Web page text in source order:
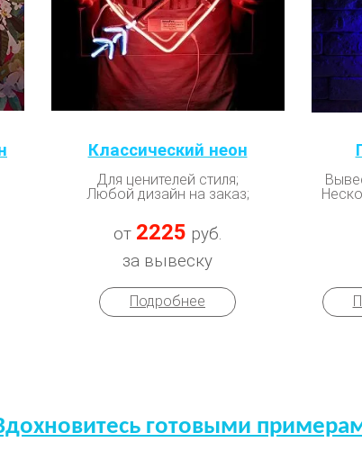
Классический неон
Для ценителей стиля;
Любой дизайн на заказ;
от 2225 руб.
за вывеску
Подробнее
готовыми